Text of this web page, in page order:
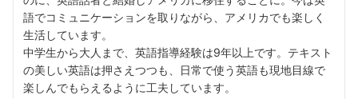
語でコミュニケーションを取りながら、アメリカでも楽しく
生活しています。
中学生から大人まで、英語指導経験は9年以上です。テキスト
の美しい英語は押さえつつも、日常で使う英語も現地目線で
楽しんでもらえるように工夫しています。